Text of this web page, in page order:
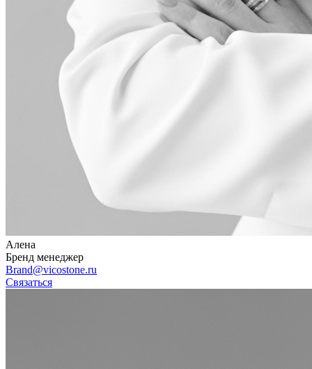
Алена
Бренд менеджер
Brand@vicostone.ru
Связаться